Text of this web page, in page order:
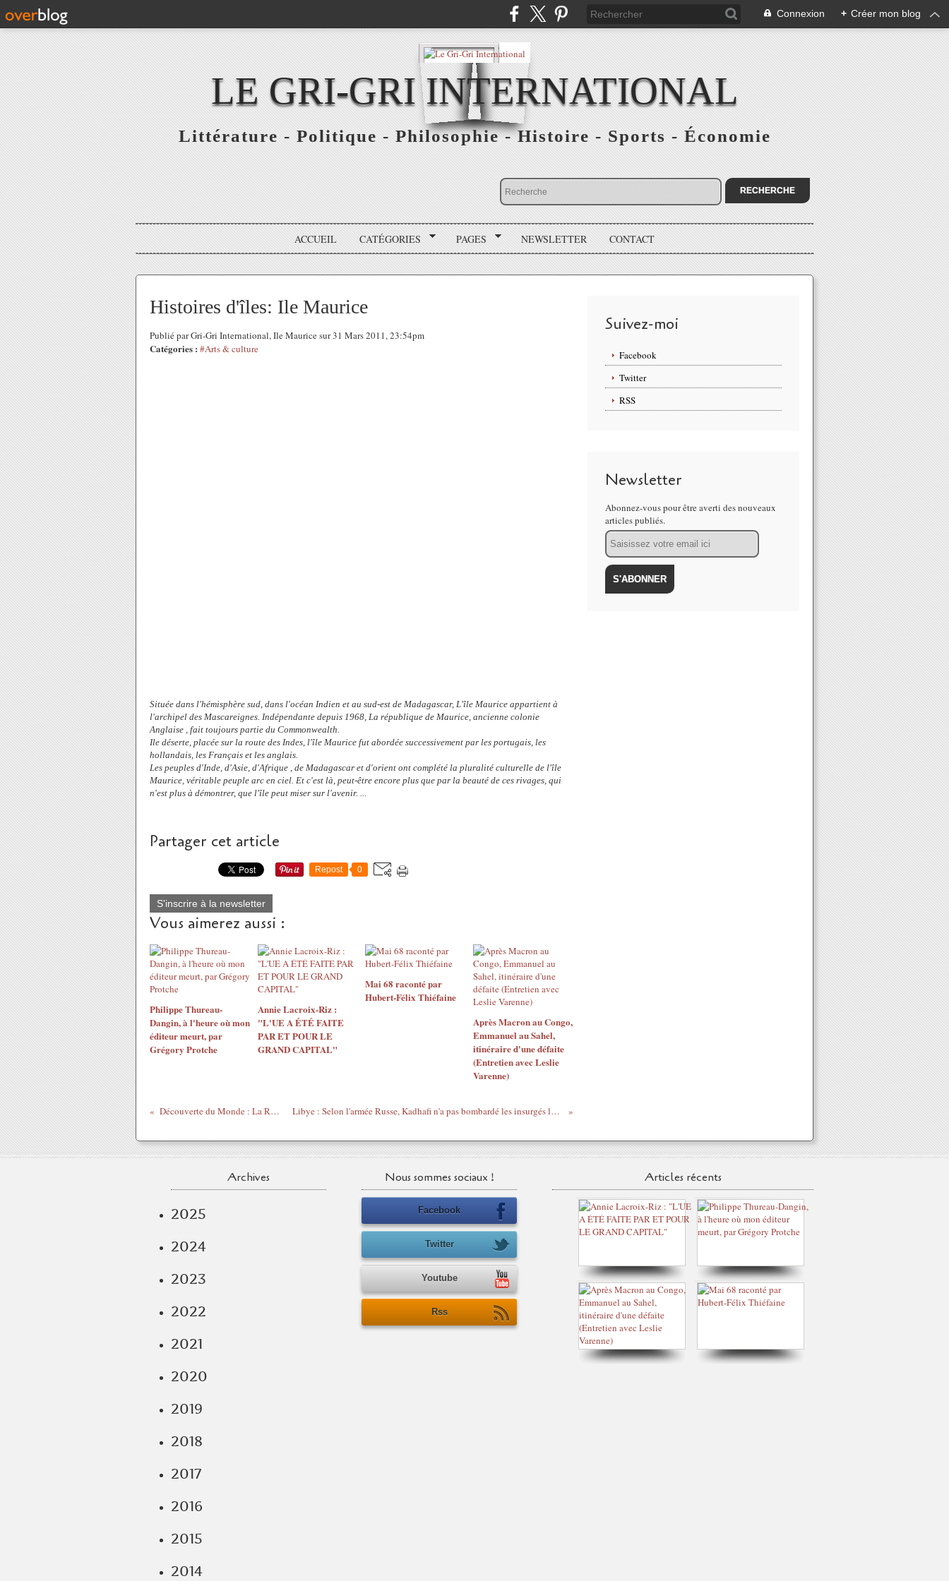
Connexion + Créer mon blog
LE GRI-GRI INTERNATIONAL
Littérature - Politique - Philosophie - Histoire - Sports - Économie
ACCUEIL CATÉGORIES PAGES NEWSLETTER CONTACT
Histoires d'îles: Ile Maurice
Publié par Gri-Gri International, Ile Maurice sur 31 Mars 2011, 23:54pm
Catégories : #Arts & culture
Située dans l'hémisphère sud, dans l'océan Indien et au sud-est de Madagascar, L'île Maurice appartient à
l'archipel des Mascareignes. Indépendante depuis 1968, La république de Maurice, ancienne colonie
Anglaise , fait toujours partie du Commonwealth.
Ile déserte, placée sur la route des Indes, l'île Maurice fut abordée successivement par les portugais, les
hollandais, les Français et les anglais.
Les peuples d'Inde, d'Asie, d'Afrique , de Madagascar et d'orient ont complété la pluralité culturelle de l'île
Maurice, véritable peuple arc en ciel. Et c'est là, peut-être encore plus que par la beauté de ces rivages, qui
n'est plus à démontrer, que l'île peut miser sur l'avenir. ...
Partager cet article
Repost 0
S'inscrire à la newsletter
Vous aimerez aussi :
Philippe Thureau-
Dangin, à l'heure où mon
éditeur meurt, par
Grégory Protche
Annie Lacroix-Riz :
"L'UE A ÉTÉ FAITE
PAR ET POUR LE
GRAND CAPITAL"
Mai 68 raconté par
Hubert-Félix Thiéfaine
Après Macron au Congo,
Emmanuel au Sahel,
itinéraire d'une défaite
(Entretien avec Leslie
Varenne)
Découverte du Monde : La Réunion Libye : Selon l'armée Russe, Kadhafi n'a pas bombardé les insurgés le 22 février
Suivez-moi
Facebook
Twitter
RSS
Newsletter
Abonnez-vous pour être averti des nouveaux
articles publiés.
Email
Archives
2025
2024
2023
2022
2021
2020
2019
2018
2017
2016
2015
2014
Nous sommes sociaux !
Facebook
Twitter
Youtube
Rss
Articles récents